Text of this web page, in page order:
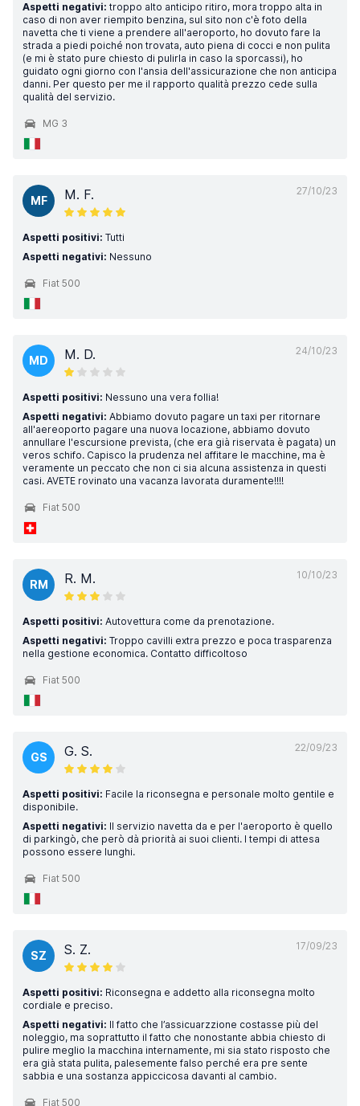
Aspetti negativi: troppo alto anticipo ritiro, mora troppo alta in
caso di non aver riempito benzina, sul sito non c'è foto della
navetta che ti viene a prendere all'aeroporto, ho dovuto fare la
strada a piedi poiché non trovata, auto piena di cocci e non pulita
(e mi è stato pure chiesto di pulirla in caso la sporcassi), ho
guidato ogni giorno con l'ansia dell'assicurazione che non anticipa
danni. Per questo per me il rapporto qualità prezzo cede sulla
qualità del servizio.
MG 3
27/10/23
MF M. F.
Aspetti positivi: Tutti
Aspetti negativi: Nessuno
Fiat 500
24/10/23
MD M. D.
Aspetti positivi: Nessuno una vera follia!
Aspetti negativi: Abbiamo dovuto pagare un taxi per ritornare
all'aereoporto pagare una nuova locazione, abbiamo dovuto
annullare l'escursione prevista, (che era già riservata è pagata) un
veros schifo. Capisco la prudenza nel affitare le macchine, ma è
veramente un peccato che non ci sia alcuna assistenza in questi
casi. AVETE rovinato una vacanza lavorata duramente!!!!
Fiat 500
10/10/23
RM R. M.
Aspetti positivi: Autovettura come da prenotazione.
Aspetti negativi: Troppo cavilli extra prezzo e poca trasparenza
nella gestione economica. Contatto difficoltoso
Fiat 500
22/09/23
GS G. S.
Aspetti positivi: Facile la riconsegna e personale molto gentile e
disponibile.
Aspetti negativi: Il servizio navetta da e per l'aeroporto è quello
di parkingò, che però dà priorità ai suoi clienti. I tempi di attesa
possono essere lunghi.
Fiat 500
17/09/23
SZ S. Z.
Aspetti positivi: Riconsegna e addetto alla riconsegna molto
cordiale e preciso.
Aspetti negativi: Il fatto che l’assicuarzzione costasse più del
noleggio, ma soprattutto il fatto che nonostante abbia chiesto di
pulire meglio la macchina internamente, mi sia stato risposto che
era già stata pulita, palesemente falso perché era pre sente
sabbia e una sostanza appiccicosa davanti al cambio.
Fiat 500